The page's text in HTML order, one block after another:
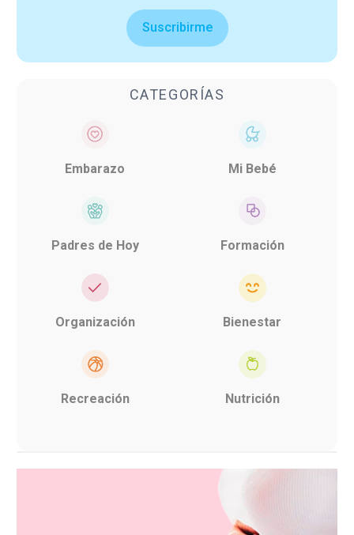
Suscribirme
CATEGORÍAS
Embarazo Mi Bebé
Padres de Hoy Formación
Organización Bienestar
Recreación Nutrición